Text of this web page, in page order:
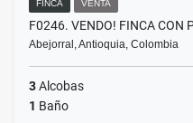
FINCA VENTA
F0246. VENDO! FINCA CON
Abejorral, Antioquia, Colombia
3Alcobas
1 Baño